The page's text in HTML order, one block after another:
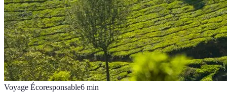
Voyage Écoresponsable6 min